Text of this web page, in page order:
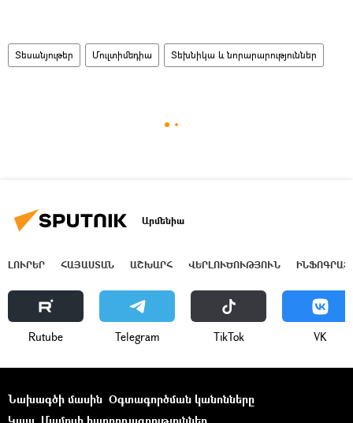
Տեսանյութեր Մուլտիմեդիա Տեխնիկա և նորարարություններ
Արմենիա
ԼՈՒՐԵՐ ՀԱՅԱՍՏԱՆ ԱՇԽԱՐՀ ՎԵՐԼՈՒԾՈՒԹՅՈՒՆ
Rutube Telegram ТikТоk VK
Նախագծի մասին Օգտագործման կանոնները